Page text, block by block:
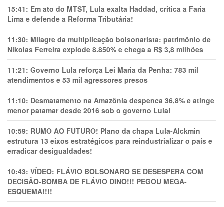
15:41: Em ato do MTST, Lula exalta Haddad, critica a Faria
Lima e defende a Reforma Tributária!
11:30: Milagre da multiplicação bolsonarista: patrimônio de
Nikolas Ferreira explode 8.850% e chega a R$ 3,8 milhões
11:21: Governo Lula reforça Lei Maria da Penha: 783 mil
atendimentos e 53 mil agressores presos
11:10: Desmatamento na Amazônia despenca 36,8% e atinge
menor patamar desde 2016 sob o governo Lula!
10:59: RUMO AO FUTURO! Plano da chapa Lula-Alckmin
estrutura 13 eixos estratégicos para reindustrializar o país e
erradicar desigualdades!
10:43: VÍDEO: FLÁVIO BOLSONARO SE DESESPERA COM
DECISÃO-BOMBA DE FLÁVIO DINO!!! PEGOU MEGA-
ESQUEMA!!!!